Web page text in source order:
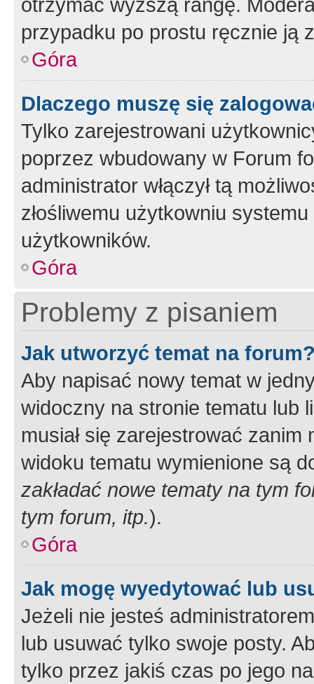
przypadku po prostu ręcznie ją
Góra
Dlaczego muszę się
Tylko zarejestrowani
poprzez wbudowany w Forum
administrator włączył tą
złośliwemu użytkowniu
użytkowników.
Góra
Problemy z pisaniem
Jak utworzyć temat na
Aby napisać nowy temat w
widoczny na stronie tematu lub
musiał się zarejestrować
widoku tematu wymienione są
zakładać nowe tematy na tym
tym forum, itp.).
Góra
Jak mogę wyedytować lub
Jeżeli nie jesteś
lub usuwać tylko swoje posty.
tylko przez jakiś czas po jego